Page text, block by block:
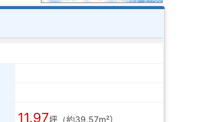
11.97坪（約39.57m²）